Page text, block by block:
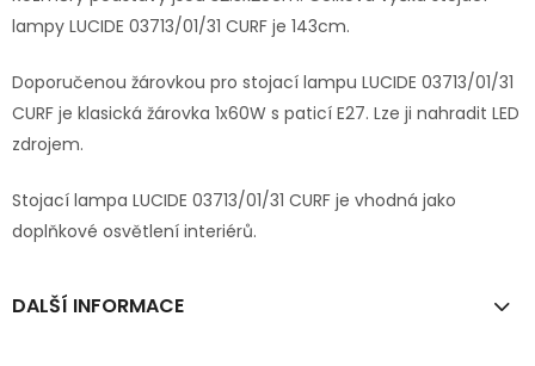
lampy LUCIDE 03713/01/31 CURF je 143cm.
Doporučenou žárovkou pro stojací lampu LUCIDE 03713/01/31
CURF je klasická žárovka 1x60W s paticí E27. Lze ji nahradit LED
zdrojem.
Stojací lampa LUCIDE 03713/01/31 CURF je vhodná jako
doplňkové osvětlení interiérů.
DALŠÍ INFORMACE